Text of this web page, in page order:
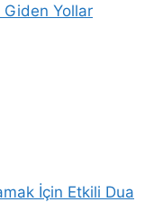
Yollar
İçin Etkili Dua